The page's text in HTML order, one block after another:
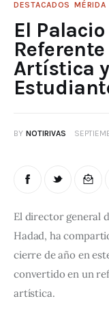
DESTACADOS MÉRIDA
El
Artística
BY NOTIRIVAS
El director general
Hadad, ha
cierre de año en
convertido en un
artística.